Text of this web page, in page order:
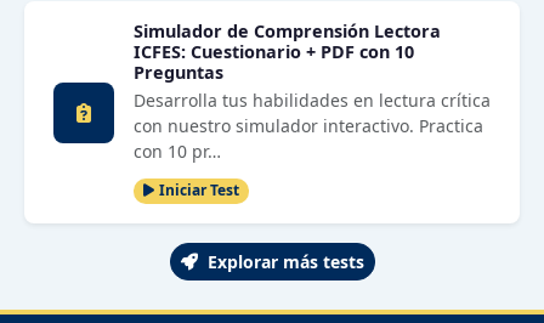
Simulador de Comprensión Lectora
ICFES: Cuestionario + PDF con 10
Preguntas
Desarrolla tus habilidades en lectura crítica
con nuestro simulador interactivo. Practica
con 10 pr…
Iniciar Test
Explorar más tests